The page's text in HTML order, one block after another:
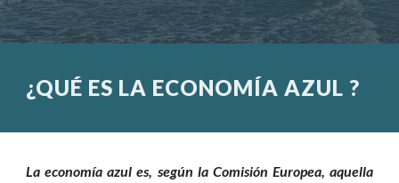
¿QUÉ ES LA ECONOMÍA AZUL ?
La economía azul es, según la Comisión Europea, aquella